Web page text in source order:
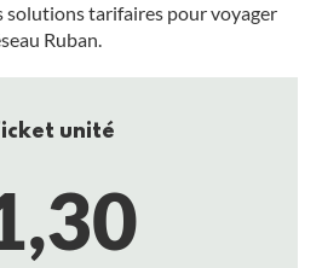
solutions tarifaires pour voyager
Ruban.
unité